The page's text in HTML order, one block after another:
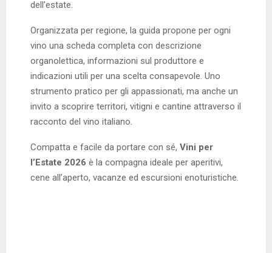
dell’estate.
Organizzata per regione, la guida propone per ogni
vino una scheda completa con descrizione
organolettica, informazioni sul produttore e
indicazioni utili per una scelta consapevole. Uno
strumento pratico per gli appassionati, ma anche un
invito a scoprire territori, vitigni e cantine attraverso il
racconto del vino italiano.
Compatta e facile da portare con sé, Vini per
l’Estate 2026 è la compagna ideale per aperitivi,
cene all’aperto, vacanze ed escursioni enoturistiche.